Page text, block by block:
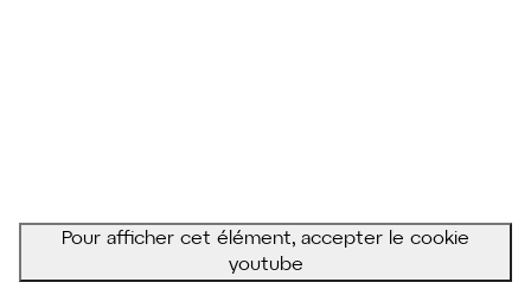
Pour afficher cet élément, accepter le cookie
youtube